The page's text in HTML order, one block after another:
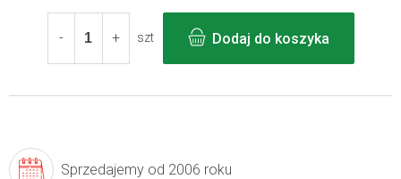
jednostkowa:
szt
Dodaj do koszyka
Sprzedajemy od 2006 roku